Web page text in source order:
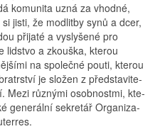
komunita uzná za vhodné,
jisti, že modlitby synů a dcer,
přijaté a vyslyšené pro
lidstvo a zkouška, kterou
na společné pouti, kterou
je slo­žen z před­sta­vi­te­
Mezi růz­ný­mi osob­nost­mi, kte­
ge­ne­rál­ní se­kre­tář Or­ga­ni­za­